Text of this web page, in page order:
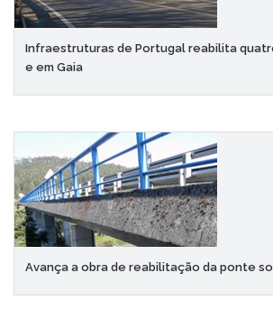
Infraestruturas de Portugal reabilita
e em Gaia
Avança a obra de reabilitação da ponte